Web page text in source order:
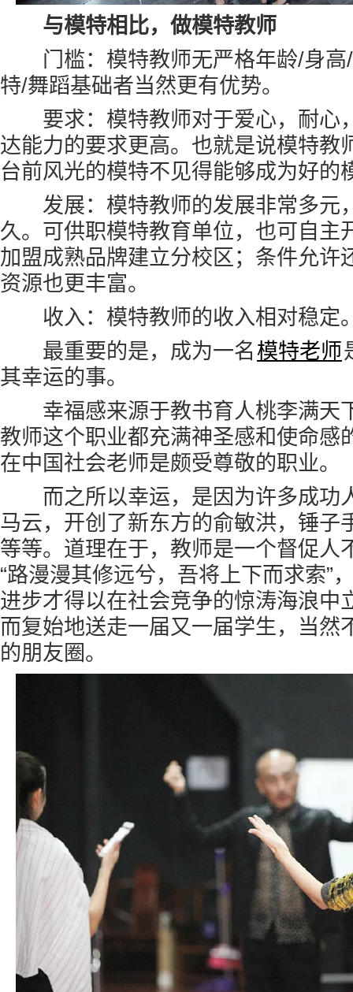
与模特相比，做模特教师
门槛：模特教师无严格年龄/身高/
特/舞蹈基础者当然更有优势。
要求：模特教师对于爱心，耐心
达能力的要求更高。也就是说模特教
台前风光的模特不见得能够成为好的
发展：模特教师的发展非常多元
久。可供职模特教育单位，也可自主
加盟成熟品牌建立分校区；条件允许
资源也更丰富。
收入：模特教师的收入相对稳定
最重要的是，成为一名 模特老师
其幸运的事。
幸福感来源于教书育人桃李满天
教师这个职业都充满神圣感和使命感
在中国社会老师是颇受尊敬的职业。
而之所以幸运，是因为许多成功
马云，开创了新东方的俞敏洪，锤子
等等。道理在于，教师是一个督促人
“路漫漫其修远兮，吾将上下而求索”
进步才得以在社会竞争的惊涛海浪中
而复始地送走一届又一届学生，当然
的朋友圈。